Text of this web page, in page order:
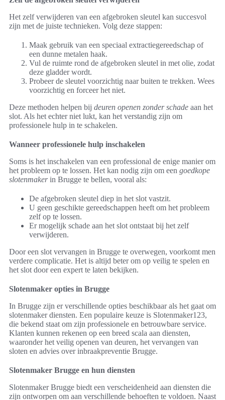
Het zelf verwijderen van een afgebroken sleutel kan succesvol
zijn met de juiste technieken. Volg deze stappen:
Maak gebruik van een speciaal extractiegereedschap of
een dunne metalen haak.
Vul de ruimte rond de afgebroken sleutel in met olie, zodat
deze gladder wordt.
Probeer de sleutel voorzichtig naar buiten te trekken. Wees
voorzichtig en forceer het niet.
Deze methoden helpen bij deuren openen zonder schade aan het
slot. Als het echter niet lukt, kan het verstandig zijn om
professionele hulp in te schakelen.
Wanneer professionele hulp inschakelen
Soms is het inschakelen van een professional de enige manier om
het probleem op te lossen. Het kan nodig zijn om een goedkope
slotenmakerin Brugge te bellen, vooral als:
De afgebroken sleutel diep in het slot vastzit.
U geen geschikte gereedschappen heeft om het probleem
zelf op te lossen.
Er mogelijk schade aan het slot ontstaat bij het zelf
verwijderen.
Door een slot vervangen in Brugge te overwegen, voorkomt men
verdere complicatie. Het is altijd beter om op veilig te spelen en
het slot door een expert te laten bekijken.
Slotenmaker opties in Brugge
In Brugge zijn er verschillende opties beschikbaar als het gaat om
slotenmaker diensten. Een populaire keuze is Slotenmaker123,
die bekend staat om zijn professionele en betrouwbare service.
Klanten kunnen rekenen op een breed scala aan diensten,
waaronder het veilig openen van deuren, het vervangen van
sloten en advies over inbraakpreventie Brugge.
Slotenmaker Brugge en hun diensten
Slotenmaker Brugge biedt een verscheidenheid aan diensten die
zijn ontworpen om aan verschillende behoeften te voldoen. Naast